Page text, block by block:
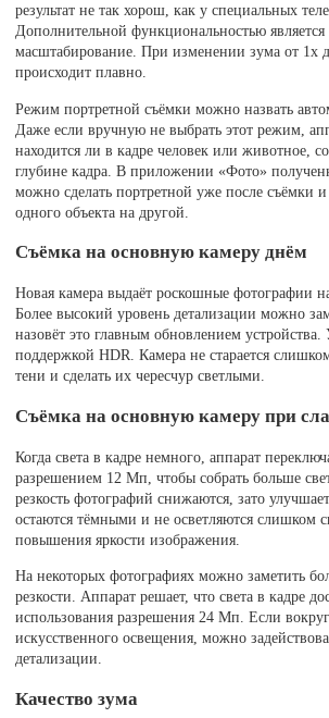
результат не так хорош, как у специальных
Дополнительной функциональностью
масштабирование. При изменении зума от 1x
происходит плавно.
Режим портретной съёмки можно назвать
Даже если вручную не выбрать этот режим,
находится ли в кадре человек или животное,
глубине кадра. В приложении «Фото»
можно сделать портретной уже после съёмки
одного объекта на другой.
Съёмка на основную камеру днём
Новая камера выдаёт роскошные фотографии
Более высокий уровень детализации можно
назовёт это главным обновлением
поддержкой HDR. Камера не старается
тени и сделать их чересчур светлыми.
Съёмка на основную камеру при
Когда света в кадре немного, аппарат
разрешением 12 Мп, чтобы собрать больше
резкость фотографий снижаются, зато
остаются тёмными и не осветляются слишком
повышения яркости изображения.
На некоторых фотографиях можно заметить
резкости. Аппарат решает, что света в кадре
использования разрешения 24 Мп. Если вокруг
искусственного освещения, можно
детализации.
Качество зума